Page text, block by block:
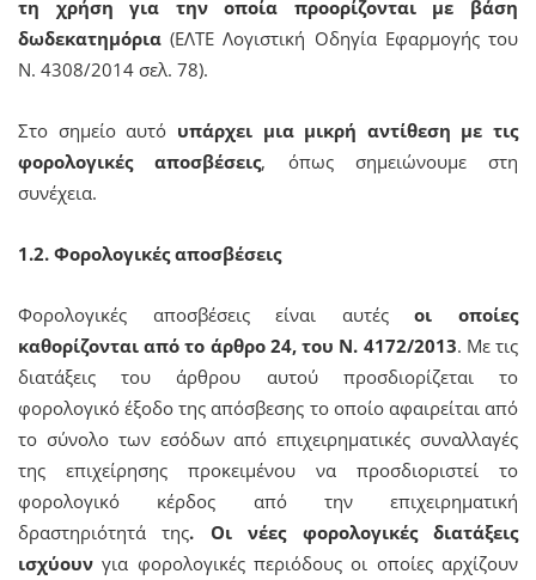
τη χρήση για την οποία προορίζονται με βάση
δωδεκατημόρια (ΕΛΤΕ Λογιστική Οδηγία Εφαρμογής του
Ν. 4308/2014 σελ. 78).
Στο σημείο αυτό υπάρχει μια μικρή αντίθεση με τις
φορολογικές αποσβέσεις, όπως σημειώνουμε στη
συνέχεια.
1.2. Φορολογικές αποσβέσεις
Φορολογικές αποσβέσεις είναι αυτέςοι οποίες
καθορίζονται από το άρθρο 24, του Ν. 4172/2013. Με τις
διατάξεις του άρθρου αυτού προσδιορίζεται το
φορολογικό έξοδο της απόσβεσης το οποίο αφαιρείται από
το σύνολο των εσόδων από επιχειρηματικές συναλλαγές
της επιχείρησης προκειμένου να προσδιοριστεί το
φορολογικό κέρδος από την επιχειρηματική
δραστηριότητά της. Οι νέες φορολογικές διατάξεις
ισχύουν για φορολογικές περιόδους οι οποίες αρχίζουν